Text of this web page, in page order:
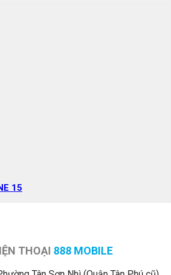
15
THOẠI 888 MOBILE